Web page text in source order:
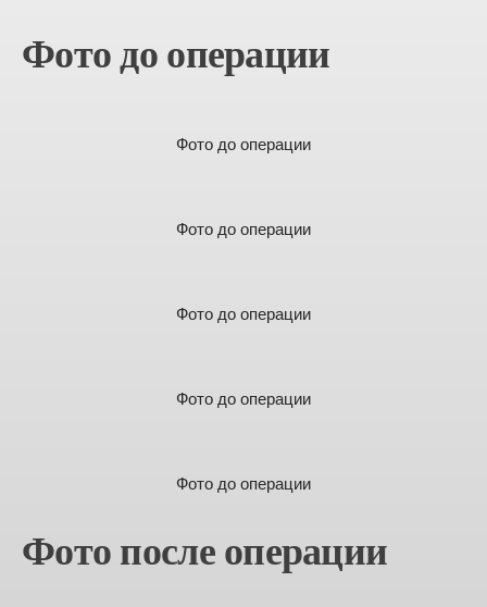
Фото до операции
Фото до операции
Фото до операции
Фото до операции
Фото до операции
Фото до операции
Фото после операции